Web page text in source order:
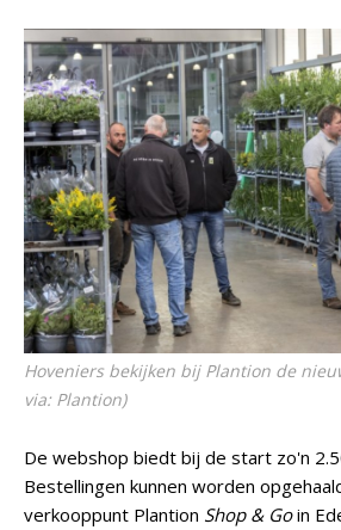
Hoveniers bekijken bij Plantion de
via: Plantion)
De webshop biedt bij de start zo'n
Bestellingen kunnen worden
verkooppunt Plantion Shop & Goin